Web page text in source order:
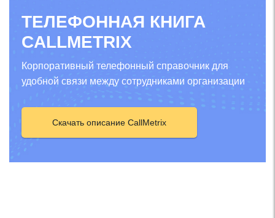
ТЕЛЕФОННАЯ КНИГА
CALLMETRIX
Корпоративный телефонный справочник для
удобной связи между сотрудниками организации
Скачать описание CallMetrix